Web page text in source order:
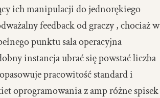
ich manipulacji do jednorękiego
feedback od graczy , chociaż w
punktu sala operacyjna
instancja ubrać się powstać liczba
pracowitość standard i
oprogramowania z amp różne spisek